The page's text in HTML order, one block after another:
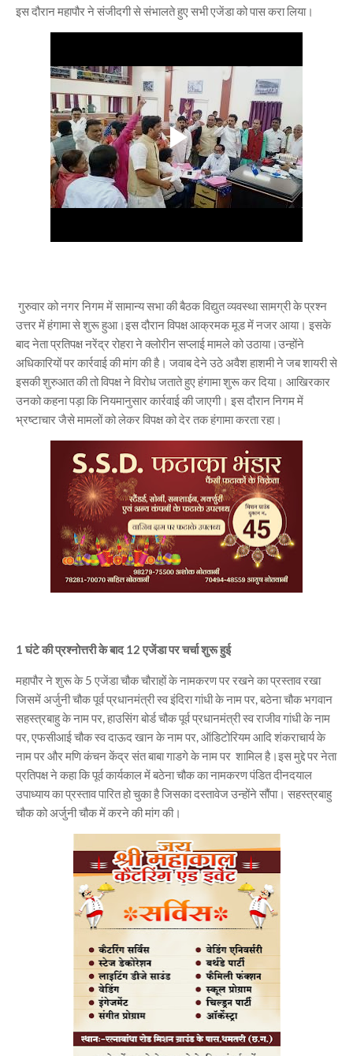
इस दौरान महापौर ने संजीदगी से संभालते हुए सभी एजेंडा को पास करा लिया।
गुरुवार को नगर निगम में सामान्य सभा की बैठक विद्युत व्यवस्था सामग्री के प्रश्न
उत्तर में हंगामा से शुरू हुआ।इस दौरान विपक्ष आक्रमक मूड में नजर आया। इसके
बाद नेता प्रतिपक्ष नरेंद्र रोहरा ने क्लोरीन सप्लाई मामले को उठाया।उन्होंने
अधिकारियों पर कार्रवाई की मांग की है। जवाब देने उठे अवैश हाशमी ने जब शायरी से
इसकी शुरुआत की तो विपक्ष ने विरोध जताते हुए हंगामा शुरू कर दिया। आखिरकार
उनको कहना पड़ा कि नियमानुसार कार्रवाई की जाएगी। इस दौरान निगम में
भ्रष्टाचार जैसे मामलों को लेकर विपक्ष को देर तक हंगामा करता रहा।
1 घंटे की प्रश्नोत्तरी के बाद 12 एजेंडा पर चर्चा शुरू हुई
महापौर ने शुरू के 5 एजेंडा चौक चौराहों के नामकरण पर रखने का प्रस्ताव रखा
जिसमें अर्जुनी चौक पूर्व प्रधानमंत्री स्व इंदिरा गांधी के नाम पर, बठेना चौक भगवान
सहस्त्रबाहु के नाम पर, हाउसिंग बोर्ड चौक पूर्व प्रधानमंत्री स्व राजीव गांधी के नाम
पर, एफसीआई चौक स्व दाऊद खान के नाम पर, ऑडिटोरियम आदि शंकराचार्य के
नाम पर और मणि कंचन केंद्र संत बाबा गाडगे के नाम पर शामिल है।इस मुद्दे पर नेता
प्रतिपक्ष ने कहा कि पूर्व कार्यकाल में बठेना चौक का नामकरण पंडित दीनदयाल
उपाध्याय का प्रस्ताव पारित हो चुका है जिसका दस्तावेज उन्होंने सौंपा। सहस्त्रबाहु
चौक को अर्जुनी चौक में करने की मांग की।